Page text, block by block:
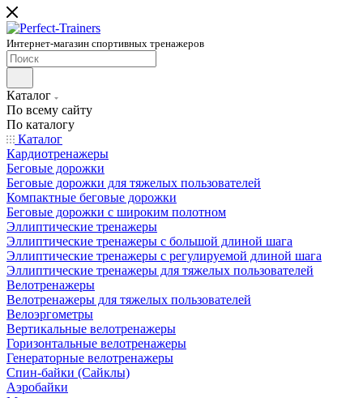
Интернет-магазин спортивных тренажеров
Каталог
По всему сайту
По каталогу
Каталог
Кардиотренажеры
Беговые дорожки
Беговые дорожки для тяжелых пользователей
Компактные беговые дорожки
Беговые дорожки с широким полотном
Эллиптические тренажеры
Эллиптические тренажеры с большой длиной шага
Эллиптические тренажеры с регулируемой длиной шага
Эллиптические тренажеры для тяжелых пользователей
Велотренажеры
Велотренажеры для тяжелых пользователей
Велоэргометры
Вертикальные велотренажеры
Горизонтальные велотренажеры
Генераторные велотренажеры
Спин-байки (Сайклы)
Аэробайки